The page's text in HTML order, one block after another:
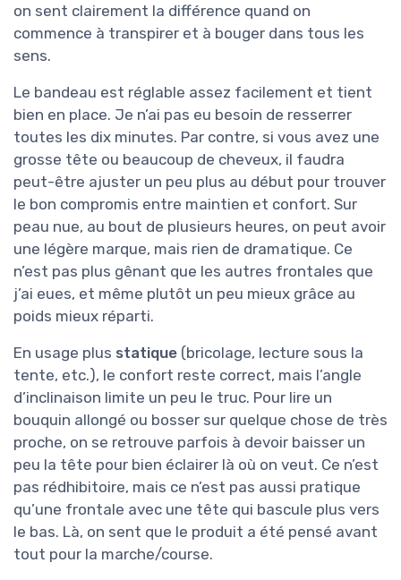
on sent clairement la différence quand on
commence à transpirer et à bouger dans tous les
sens.
Le bandeau est réglable assez facilement et tient
bien en place. Je n’ai pas eu besoin de resserrer
toutes les dix minutes. Par contre, si vous avez une
grosse tête ou beaucoup de cheveux, il faudra
peut-être ajuster un peu plus au début pour trouver
le bon compromis entre maintien et confort. Sur
peau nue, au bout de plusieurs heures, on peut avoir
une légère marque, mais rien de dramatique. Ce
n’est pas plus gênant que les autres frontales que
j’ai eues, et même plutôt un peu mieux grâce au
poids mieux réparti.
En usage plus statique (bricolage, lecture sous la
tente, etc.), le confort reste correct, mais l’angle
d’inclinaison limite un peu le truc. Pour lire un
bouquin allongé ou bosser sur quelque chose de très
proche, on se retrouve parfois à devoir baisser un
peu la tête pour bien éclairer là où on veut. Ce n’est
pas rédhibitoire, mais ce n’est pas aussi pratique
qu’une frontale avec une tête qui bascule plus vers
le bas. Là, on sent que le produit a été pensé avant
tout pour la marche/course.